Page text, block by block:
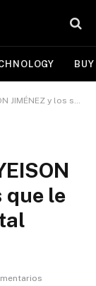
le advertían sobre su fatal accidente
que le